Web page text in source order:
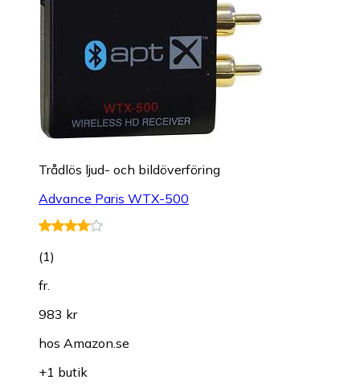
Trådlös ljud- och bildöverföring
Advance Paris WTX-500
(1)
fr.
983 kr
hos Amazon.se
+1 butik